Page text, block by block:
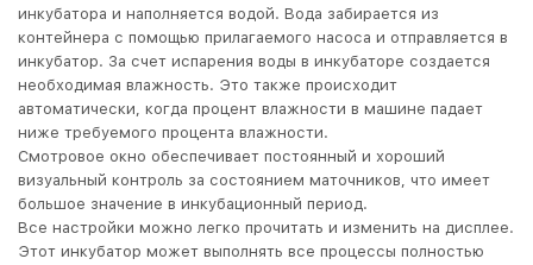
инкубатора и наполняется водой. Вода забирается из
контейнера с помощью прилагаемого насоса и отправляется в
инкубатор. За счет испарения воды в инкубаторе создается
необходимая влажность. Это также происходит
автоматически, когда процент влажности в машине падает
ниже требуемого процента влажности.
Смотровое окно обеспечивает постоянный и хороший
визуальный контроль за состоянием маточников, что имеет
большое значение в инкубационный период.
Все настройки можно легко прочитать и изменить на дисплее.
Этот инкубатор может выполнять все процессы полностью